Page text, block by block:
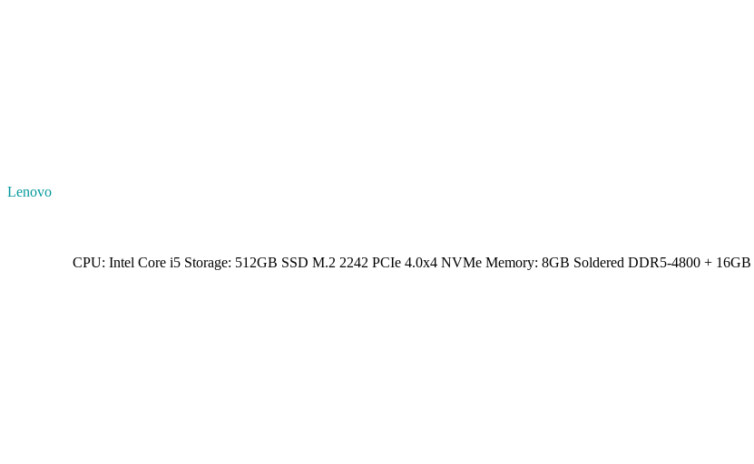
Lenovo
CPU: Intel Core i5 Storage: 512GB SSD M.2 2242 PCIe 4.0x4 NVMe Memory: 8GB Soldered DDR5-4800 +